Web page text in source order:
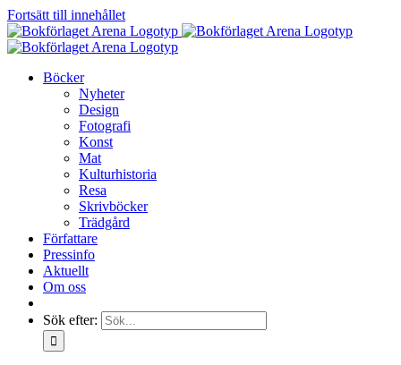
Fortsätt till innehållet
Böcker
Nyheter
Design
Fotografi
Konst
Mat
Kulturhistoria
Resa
Skrivböcker
Trädgård
Författare
Pressinfo
Aktuellt
Om oss
Sök efter: